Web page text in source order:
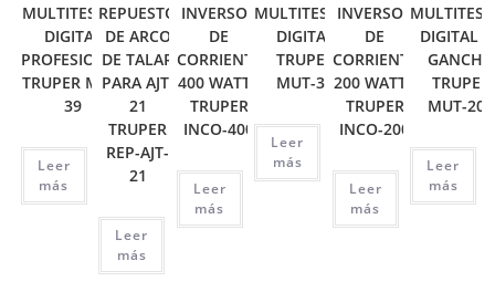
MULTITESTER
DIGITAL
PROFESIONAL
TRUPER MUT-
39
Leer
más
REPUESTO
DE ARCO
DE TALAR
PARA AJT-
21
TRUPER
REP-AJT-
21
Leer
más
INVERSOR
DE
CORRIENTE
400 WATTS
TRUPER
INCO-400
Leer
más
MULTITESTER
DIGITAL
TRUPER
MUT-33
Leer
más
INVERSOR
DE
CORRIENTE
200 WATTS
TRUPER
INCO-200
Leer
más
DIGITAL
GANCHO
TRUPER
MUT-202
Leer
más